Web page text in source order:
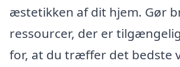
æstetikken af dit hjem. Gør
ressourcer, der er
for, at du træffer det bedste